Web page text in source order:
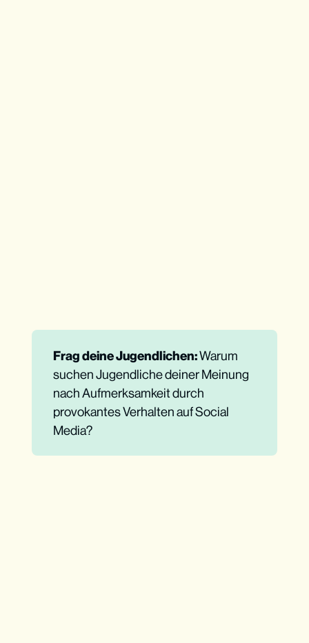
Frag deine Jugendlichen: Warum
suchen Jugendliche deiner Meinung
nach Aufmerksamkeit durch
provokantes Verhalten auf Social
Media?